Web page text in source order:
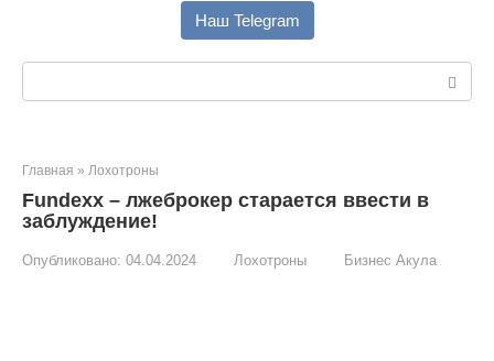
Наш Telegram
Главная » Лохотроны
Fundexx – лжеброкер старается ввести в
заблуждение!
Опубликовано: 04.04.2024 Лохотроны Бизнес Акула